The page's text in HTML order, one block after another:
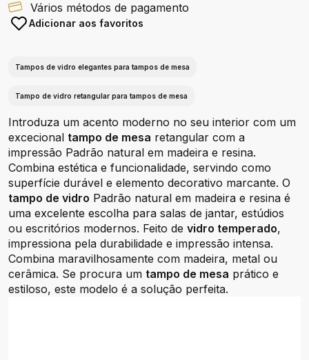
Vários métodos de pagamento
Adicionar aos favoritos
Tampos de vidro elegantes para tampos de mesa
Tampo de vidro retangular para tampos de mesa
Introduza um acento moderno no seu interior com um
excecional tampo de mesa retangular com a
impressão Padrão natural em madeira e resina.
Combina estética e funcionalidade, servindo como
superfície durável e elemento decorativo marcante. O
tampo de vidro Padrão natural em madeira e resina é
uma excelente escolha para salas de jantar, estúdios
ou escritórios modernos. Feito de vidro temperado,
impressiona pela durabilidade e impressão intensa.
Combina maravilhosamente com madeira, metal ou
cerâmica. Se procura um tampo de mesa prático e
estiloso, este modelo é a solução perfeita.